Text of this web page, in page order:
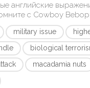
английские
с Cowboy Bebop
military issue
biological
macadamia nuts